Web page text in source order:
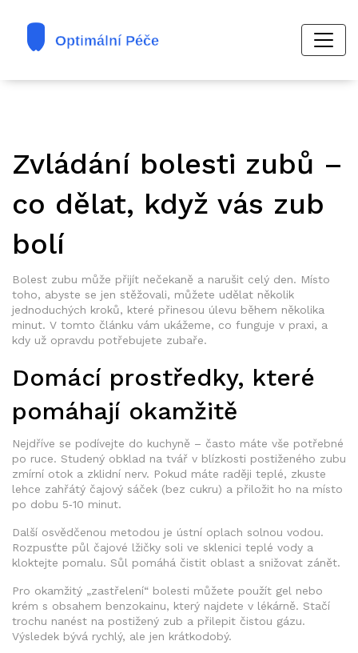
Zvládání bolesti zubů –
co dělat, když vás zub
bolí
Bolest zubu může přijít nečekaně a narušit celý den. Místo
toho, abyste se jen stěžovali, můžete udělat několik
jednoduchých kroků, které přinesou úlevu během několika
minut. V tomto článku vám ukážeme, co funguje v praxi, a
kdy už opravdu potřebujete zubaře.
Domácí prostředky, které
pomáhají okamžitě
Nejdříve se podívejte do kuchyně – často máte vše potřebné
po ruce. Studený obklad na tvář v blízkosti postiženého zubu
zmírní otok a zklidní nerv. Pokud máte raději teplé, zkuste
lehce zahřátý čajový sáček (bez cukru) a přiložit ho na místo
po dobu 5‑10 minut.
Další osvědčenou metodou je ústní oplach solnou vodou.
Rozpusťte půl čajové lžičky soli ve sklenici teplé vody a
kloktejte pomalu. Sůl pomáhá čistit oblast a snižovat zánět.
Pro okamžitý „zastřelení“ bolesti můžete použít gel nebo
krém s obsahem benzokainu, který najdete v lékárně. Stačí
trochu nanést na postižený zub a přilepit čistou gázu.
Výsledek bývá rychlý, ale jen krátkodobý.